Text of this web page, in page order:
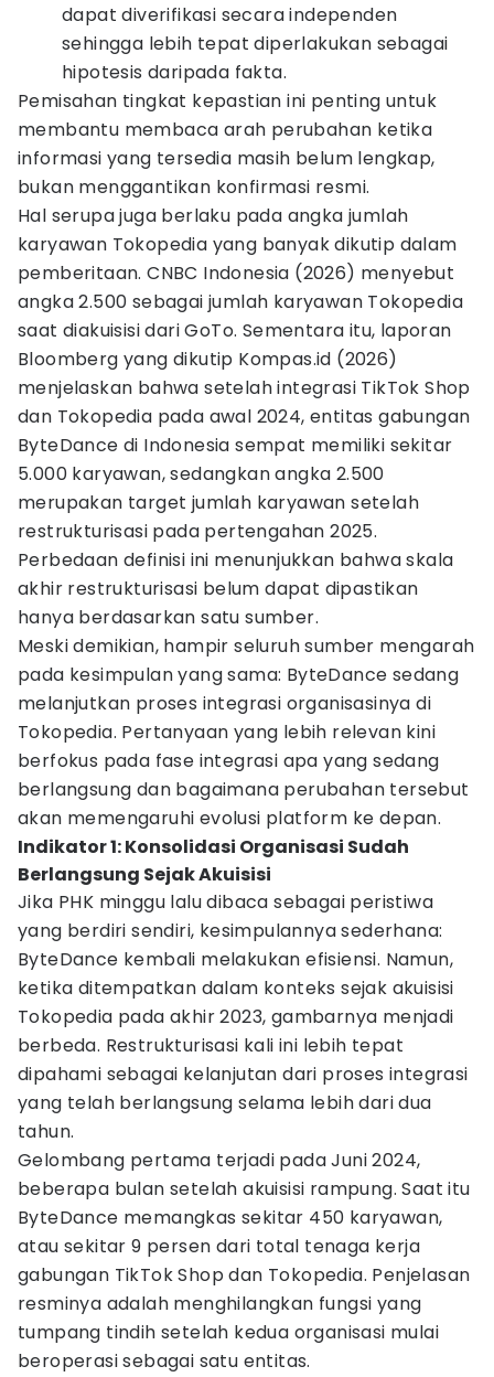
dapat diverifikasi secara independen
sehingga lebih tepat diperlakukan sebagai
hipotesis daripada fakta.
Pemisahan tingkat kepastian ini penting untuk
membantu membaca arah perubahan ketika
informasi yang tersedia masih belum lengkap,
bukan menggantikan konfirmasi resmi.
Hal serupa juga berlaku pada angka jumlah
karyawan Tokopedia yang banyak dikutip dalam
pemberitaan. CNBC Indonesia (2026) menyebut
angka 2.500 sebagai jumlah karyawan Tokopedia
saat diakuisisi dari GoTo. Sementara itu, laporan
Bloomberg yang dikutip Kompas.id (2026)
menjelaskan bahwa setelah integrasi TikTok Shop
dan Tokopedia pada awal 2024, entitas gabungan
ByteDance di Indonesia sempat memiliki sekitar
5.000 karyawan, sedangkan angka 2.500
merupakan target jumlah karyawan setelah
restrukturisasi pada pertengahan 2025.
Perbedaan definisi ini menunjukkan bahwa skala
akhir restrukturisasi belum dapat dipastikan
hanya berdasarkan satu sumber.
Meski demikian, hampir seluruh sumber mengarah
pada kesimpulan yang sama: ByteDance sedang
melanjutkan proses integrasi organisasinya di
Tokopedia. Pertanyaan yang lebih relevan kini
berfokus pada fase integrasi apa yang sedang
berlangsung dan bagaimana perubahan tersebut
akan memengaruhi evolusi platform ke depan.
Indikator 1: Konsolidasi Organisasi Sudah
Berlangsung Sejak Akuisisi
Jika PHK minggu lalu dibaca sebagai peristiwa
yang berdiri sendiri, kesimpulannya sederhana:
ByteDance kembali melakukan efisiensi. Namun,
ketika ditempatkan dalam konteks sejak akuisisi
Tokopedia pada akhir 2023, gambarnya menjadi
berbeda. Restrukturisasi kali ini lebih tepat
dipahami sebagai kelanjutan dari proses integrasi
yang telah berlangsung selama lebih dari dua
tahun.
Gelombang pertama terjadi pada Juni 2024,
beberapa bulan setelah akuisisi rampung. Saat itu
ByteDance memangkas sekitar 450 karyawan,
atau sekitar 9 persen dari total tenaga kerja
gabungan TikTok Shop dan Tokopedia. Penjelasan
resminya adalah menghilangkan fungsi yang
tumpang tindih setelah kedua organisasi mulai
beroperasi sebagai satu entitas.